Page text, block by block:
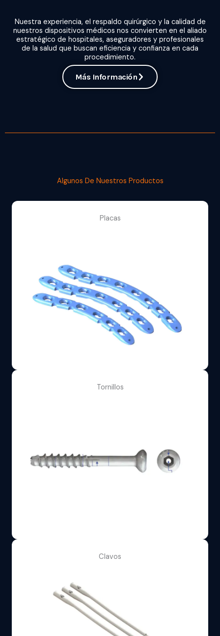
Nuestra experiencia, el respaldo quirúrgico y la calidad de
nuestros dispositivos médicos nos convierten en el aliado
estratégico de hospitales, aseguradores y profesionales
de la salud que buscan eficiencia y confianza en cada
procedimiento.
Más Información
Algunos De Nuestros Productos
Placas
Tornillos
Clavos